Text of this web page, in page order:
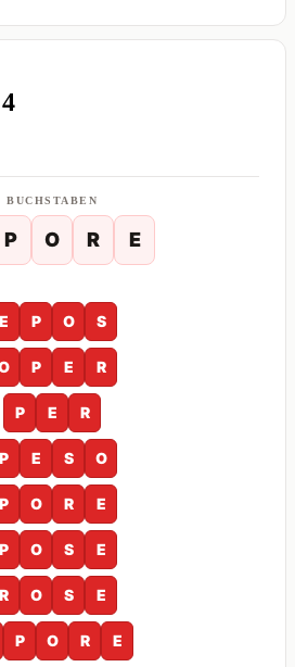
BUCHSTABEN
P O R E
E
P O S
P E R
P E R
P E S O
P O R E
P O S E
R O S E
P O R E